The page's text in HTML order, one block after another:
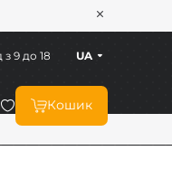
Кошик
9 до 18 UA